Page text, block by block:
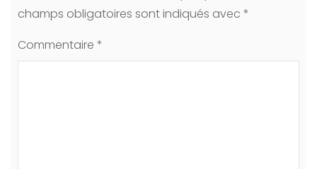
champs obligatoires sont indiqués avec *
Commentaire *